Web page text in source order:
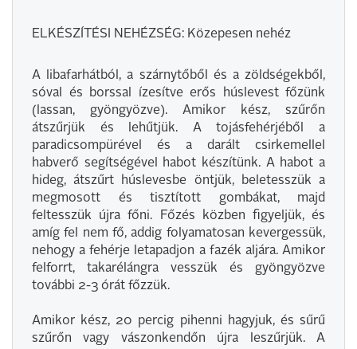
ELKÉSZÍTÉSI NEHÉZSÉG: Közepesen nehéz
A libafarhátból, a szárnytőből és a zöldségekből,
sóval és borssal ízesítve erős húslevest főzünk
(lassan, gyöngyözve). Amikor kész, szűrőn
átszűrjük és lehűtjük. A tojásfehérjéből a
paradicsompürével és a darált csirkemellel
habverő segítségével habot készítünk. A habot a
hideg, átszűrt húslevesbe öntjük, beletesszük a
megmosott és tisztított gombákat, majd
feltesszük újra főni. Főzés közben figyeljük, és
amíg fel nem fő, addig folyamatosan kevergessük,
nehogy a fehérje letapadjon a fazék aljára. Amikor
felforrt, takarélángra vesszük és gyöngyözve
további 2-3 órát főzzük.
Amikor kész, 20 percig pihenni hagyjuk, és sűrű
szűrőn vagy vászonkendőn újra leszűrjük. A